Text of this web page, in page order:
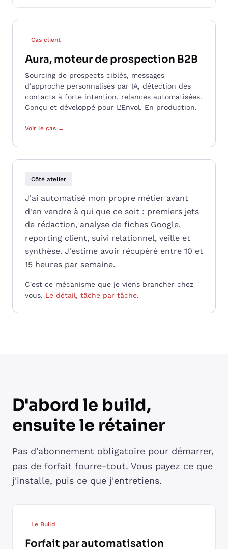
Cas client
Aura, moteur de prospection B2B
Sourcing de prospects ciblés, messages
d'approche personnalisés par IA, détection des
contacts à forte intention, relances automatisées.
Conçu et développé pour L'Envol. En production.
Voir le cas →
Côté atelier
J'ai automatisé mon propre métier avant
d'en vendre à qui que ce soit : premiers jets
de rédaction, analyse de fiches Google,
reporting client, suivi relationnel, veille et
synthèse. J'estime avoir récupéré entre 10 et
15 heures par semaine.
C'est ce mécanisme que je viens brancher chez
vous. Le détail, tâche par tâche.
D'abord le build,
ensuite le rétainer
Pas d'abonnement obligatoire pour démarrer,
pas de forfait fourre-tout. Vous payez ce que
j'installe, puis ce que j'entretiens.
Le Build
Forfait par automatisation